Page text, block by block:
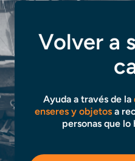
Volver a
Ayuda a través de la
enseres y objetosa
personas que